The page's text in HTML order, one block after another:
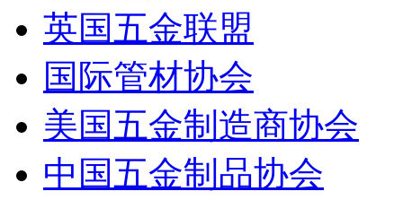
英国五金联盟
国际管材协会
美国五金制造商协会
中国五金制品协会